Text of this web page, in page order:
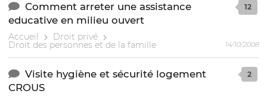
Comment arreter une assistance
educative en milieu ouvert
Accueil Droit privé
Droit des personnes et de la famille
12
14/10/2008
Visite hygiène et sécurité logement
CROUS
2